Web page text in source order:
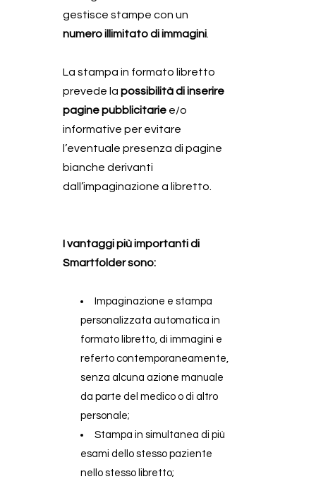
gestisce stampe con un
numero illimitato di immagini
La stampa in formato libretto
prevede la possibilità di inserire
pagine pubblicitarie e/o
informative per evitare
l’eventuale presenza di pagine
bianche derivanti
dall’impaginazione a libretto.
I vantaggi più importanti di
Smartfolder sono:
Impaginazione e stampa
personalizzata automatica in
formato libretto, di immagini e
referto contemporaneamente,
senza alcuna azione manuale
da parte del medico o di altro
personale;
Stampa in simultanea di più
esami dello stesso paziente
nello stesso libretto;